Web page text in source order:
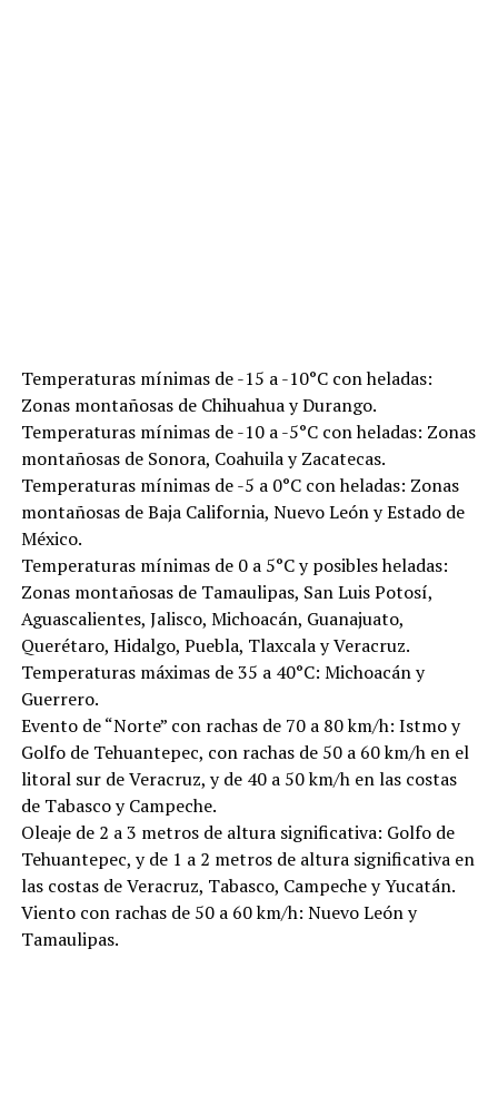
Temperaturas mínimas de -15 a -10°C con heladas:
Zonas montañosas de Chihuahua y Durango.
Temperaturas mínimas de -10 a -5°C con heladas: Zonas
montañosas de Sonora, Coahuila y Zacatecas.
Temperaturas mínimas de -5 a 0°C con heladas: Zonas
montañosas de Baja California, Nuevo León y Estado de
México.
Temperaturas mínimas de 0 a 5°C y posibles heladas:
Zonas montañosas de Tamaulipas, San Luis Potosí,
Aguascalientes, Jalisco, Michoacán, Guanajuato,
Querétaro, Hidalgo, Puebla, Tlaxcala y Veracruz.
Temperaturas máximas de 35 a 40°C: Michoacán y
Guerrero.
Evento de “Norte” con rachas de 70 a 80 km/h: Istmo y
Golfo de Tehuantepec, con rachas de 50 a 60 km/h en el
litoral sur de Veracruz, y de 40 a 50 km/h en las costas
de Tabasco y Campeche.
Oleaje de 2 a 3 metros de altura significativa: Golfo de
Tehuantepec, y de 1 a 2 metros de altura significativa en
las costas de Veracruz, Tabasco, Campeche y Yucatán.
Viento con rachas de 50 a 60 km/h: Nuevo León y
Tamaulipas.